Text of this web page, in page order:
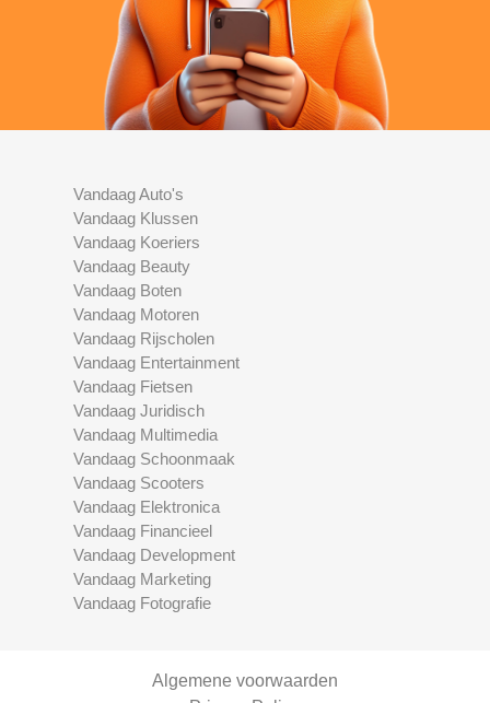
Vandaag Auto's
Vandaag Klussen
Vandaag Koeriers
Vandaag Beauty
Vandaag Boten
Vandaag Motoren
Vandaag Rijscholen
Vandaag Entertainment
Vandaag Fietsen
Vandaag Juridisch
Vandaag Multimedia
Vandaag Schoonmaak
Vandaag Scooters
Vandaag Elektronica
Vandaag Financieel
Vandaag Development
Vandaag Marketing
Vandaag Fotografie
Algemene voorwaarden